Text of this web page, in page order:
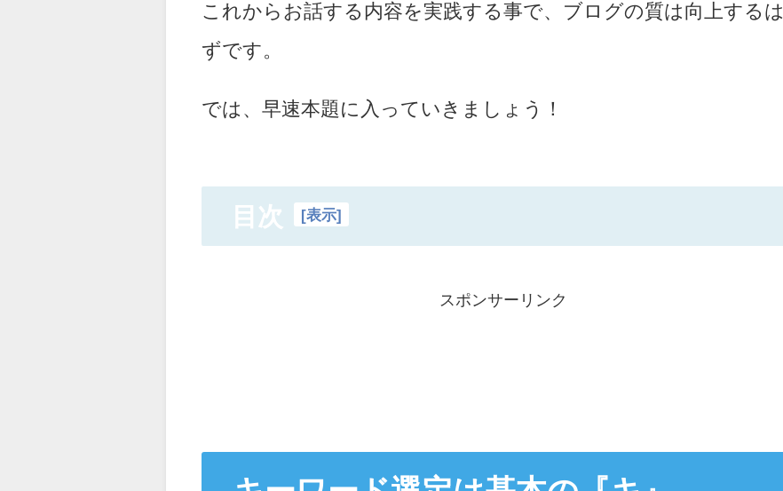
これからお話する内容を実践する事で、ブログの質は向上するは
ずです。
では、早速本題に入っていきましょう！
目次 [表示]
スポンサーリンク